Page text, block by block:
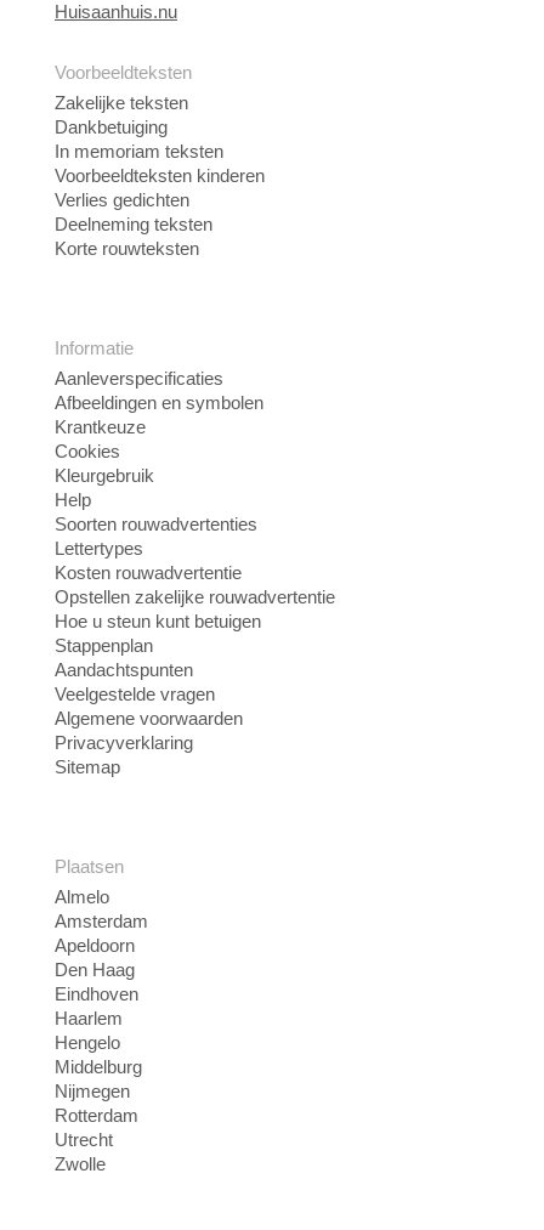
Huisaanhuis.nu
Voorbeeldteksten
Zakelijke teksten
Dankbetuiging
In memoriam teksten
Voorbeeldteksten kinderen
Verlies gedichten
Deelneming teksten
Korte rouwteksten
Informatie
Aanleverspecificaties
Afbeeldingen en symbolen
Krantkeuze
Cookies
Kleurgebruik
Help
Soorten rouwadvertenties
Lettertypes
Kosten rouwadvertentie
Opstellen zakelijke rouwadvertentie
Hoe u steun kunt betuigen
Stappenplan
Aandachtspunten
Veelgestelde vragen
Algemene voorwaarden
Privacyverklaring
Sitemap
Plaatsen
Almelo
Amsterdam
Apeldoorn
Den Haag
Eindhoven
Haarlem
Hengelo
Middelburg
Nijmegen
Rotterdam
Utrecht
Zwolle